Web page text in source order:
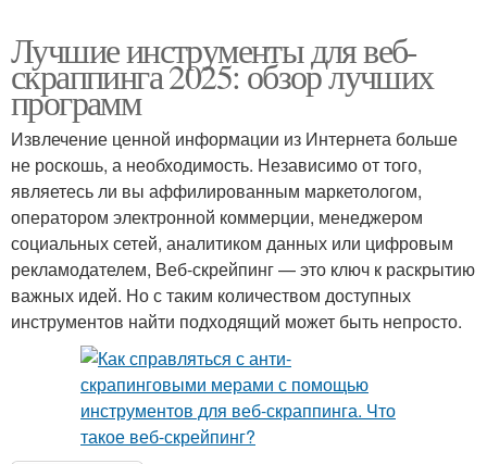
Лучшие инструменты для веб-
скраппинга 2025: обзор лучших
программ
Извлечение ценной информации из Интернета больше
не роскошь, а необходимость. Независимо от того,
являетесь ли вы аффилированным маркетологом,
оператором электронной коммерции, менеджером
социальных сетей, аналитиком данных или цифровым
рекламодателем, Веб-скрейпинг — это ключ к раскрытию
важных идей. Но с таким количеством доступных
инструментов найти подходящий может быть непросто.